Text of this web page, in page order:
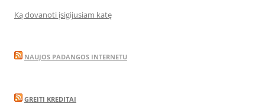
Ką dovanoti įsigijusiam katę
NAUJOS PADANGOS INTERNETU
GREITI KREDITAI